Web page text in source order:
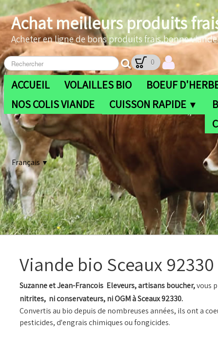
Achat meilleurs produits
Acheter en ligne de bons produits frais,bonne
0
ACCUEIL VOLAILLES BIO BOEUF
NOS COLIS VIANDE
CUISSON RAPIDE ▼
Français▼
Viande bio Sceaux 92330
Suzanne et Jean-Francois Eleveurs, artisans boucher,vous
nitrites, ni conservateurs, ni OGM à Sceaux 92330.
Convertis au bio depuis de nombreuses années, ils ont a
pesticides, d'engrais chimiques ou fongicides.